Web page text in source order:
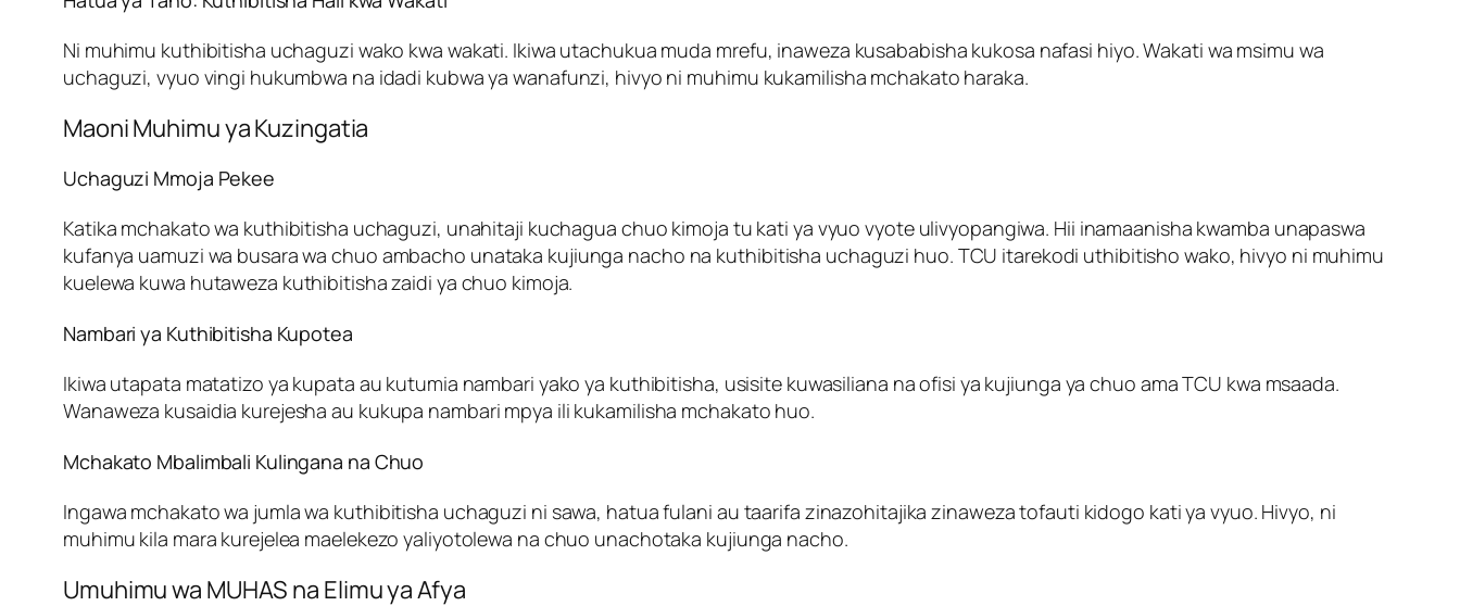
Ni muhimu kuthibitisha uchaguzi wako kwa wakati. Ikiwa utachukua muda mrefu, inaweza kusababisha kukosa nafasi hiyo. Wakati wa msimu wa
uchaguzi, vyuo vingi hukumbwa na idadi kubwa ya wanafunzi, hivyo ni muhimu kukamilisha mchakato haraka.
Maoni Muhimu ya Kuzingatia
Uchaguzi Mmoja Pekee
Katika mchakato wa kuthibitisha uchaguzi, unahitaji kuchagua chuo kimoja tu kati ya vyuo vyote ulivyopangiwa. Hii inamaanisha kwamba unapaswa
kufanya uamuzi wa busara wa chuo ambacho unataka kujiunga nacho na kuthibitisha uchaguzi huo. TCU itarekodi uthibitisho wako, hivyo ni muhimu
kuelewa kuwa hutaweza kuthibitisha zaidi ya chuo kimoja.
Nambari ya Kuthibitisha Kupotea
Ikiwa utapata matatizo ya kupata au kutumia nambari yako ya kuthibitisha, usisite kuwasiliana na ofisi ya kujiunga ya chuo ama TCU kwa msaada.
Wanaweza kusaidia kurejesha au kukupa nambari mpya ili kukamilisha mchakato huo.
Mchakato Mbalimbali Kulingana na Chuo
Ingawa mchakato wa jumla wa kuthibitisha uchaguzi ni sawa, hatua fulani au taarifa zinazohitajika zinaweza tofauti kidogo kati ya vyuo. Hivyo, ni
muhimu kila mara kurejelea maelekezo yaliyotolewa na chuo unachotaka kujiunga nacho.
Umuhimu wa MUHAS na Elimu ya Afya